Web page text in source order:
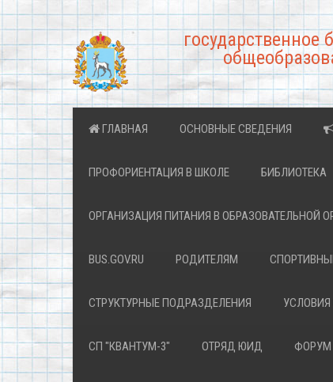
ГЛАВНАЯ ОСНОВНЫЕ СВЕДЕНИЯ
ПРОФОРИЕНТАЦИЯ В ШКОЛЕ БИБЛИОТЕКА
ОРГАНИЗАЦИЯ ПИТАНИЯ В ОБРАЗОВАТЕЛЬНОЙ
BUS.GOV.RU РОДИТЕЛЯМ
СТРУКТУРНЫЕ ПОДРАЗДЕЛЕНИЯ
СП "КВАНТУМ-3" ОТРЯД ЮИД ФОРУМ